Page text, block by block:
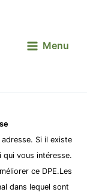
Menu
Si il existe
qui vous intéresse.
ce DPE.Les
dans lequel sont